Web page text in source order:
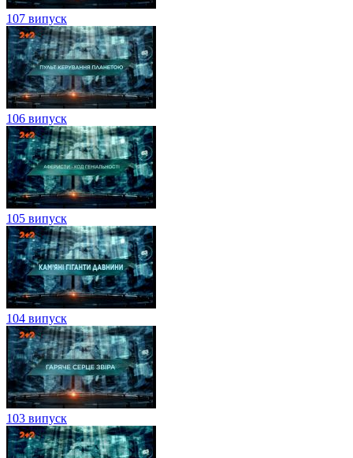
107 випуск
106 випуск
105 випуск
104 випуск
103 випуск